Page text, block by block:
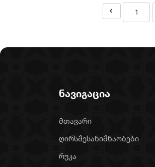
1
ნავიგაცია
მთავარი
ღირსშესანიშნაობები
რუკა